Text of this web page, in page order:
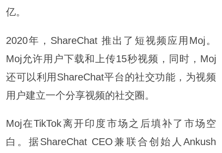
亿。
2020年，ShareChat 推出了短视频应用Moj。
Moj允许用户下载和上传15秒视频，同时，Moj
还可以利用ShareChat平台的社交功能，为视频
用户建立一个分享视频的社交圈。
Moj在TikTok离开印度市场之后填补了市场空
白。据ShareChat CEO兼联合创始人Ankush